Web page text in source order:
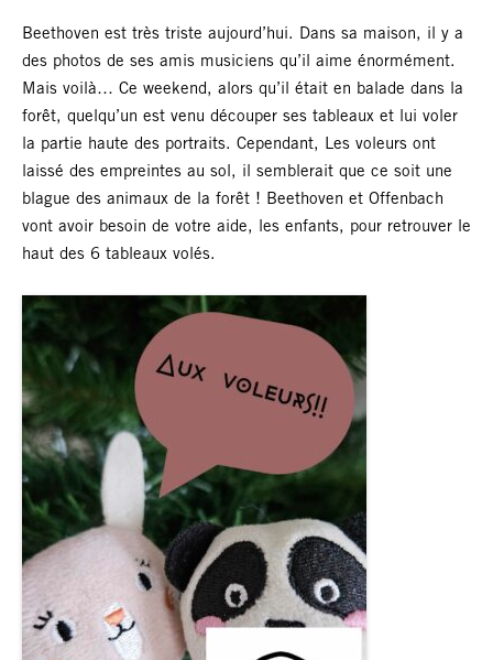
Beethoven est très triste aujourd’hui. Dans sa maison, il y a
des photos de ses amis musiciens qu’il aime énormément.
Mais voilà… Ce weekend, alors qu’il était en balade dans la
forêt, quelqu’un est venu découper ses tableaux et lui voler
la partie haute des portraits. Cependant, Les voleurs ont
laissé des empreintes au sol, il semblerait que ce soit une
blague des animaux de la forêt ! Beethoven et Offenbach
vont avoir besoin de votre aide, les enfants, pour retrouver le
haut des 6 tableaux volés.